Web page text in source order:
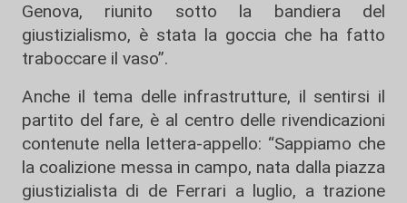
Genova, riunito sotto la bandiera del
giustizialismo, è stata la goccia che ha fatto
traboccare il vaso”.
Anche il tema delle infrastrutture, il sentirsi il
partito del fare, è al centro delle rivendicazioni
contenute nella lettera-appello: “Sappiamo che
la coalizione messa in campo, nata dalla piazza
giustizialista di de Ferrari a luglio, a trazione